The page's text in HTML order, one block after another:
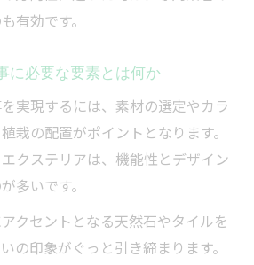
有効です。
に必要な要素とは何か
実現するには、素材の選定やカラ
栽の配置がポイントとなります。
クステリアは、機能性とデザイン
多いです。
クセントとなる天然石やタイルを
の印象がぐっと引き締まります。